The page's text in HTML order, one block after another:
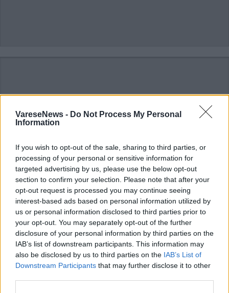
VareseNews - Do Not Process My Personal
Information
If you wish to opt-out of the sale, sharing to third parties, or
processing of your personal or sensitive information for
targeted advertising by us, please use the below opt-out
section to confirm your selection. Please note that after your
opt-out request is processed you may continue seeing
interest-based ads based on personal information utilized by
us or personal information disclosed to third parties prior to
your opt-out. You may separately opt-out of the further
disclosure of your personal information by third parties on the
IAB’s list of downstream participants. This information may
also be disclosed by us to third parties on the IAB’s List of
Downstream Participants that may further disclose it to other
Commenti
Accedioregistrati per commentare questo
articolo.
L'email è richiesta ma non verrà mostrata ai visitatori. Il contenuto di questo
commento esprime il pensiero dell'autore e non rappresenta la linea editoriale
commenti non sono testi giornalistici, ma post inviati dai singoli lettori che